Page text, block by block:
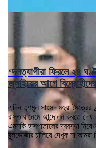
‘দলত্যাগীরা ফিরলে ২৪
জুলাইয়ের আগে
এদিন তৃণমূল সাংসদ মহুয়া মৈত্রের
রাস্তায় নেমে আন্দোলন করতে
এমনকি হাসপাতালের দূরবস্থা
বুলডোজার চালিয়ে দেখুক না আমরা